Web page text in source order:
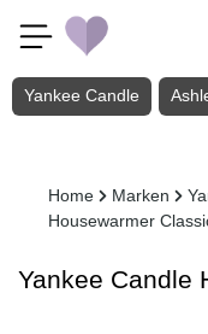
Zum Hauptinhalt springen
Yankee Candle
Home Marken
Housewarmer
Yankee Candle